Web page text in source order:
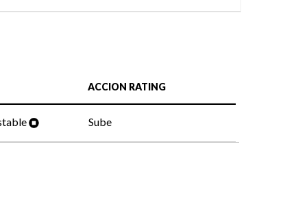
ACCION RATING
Sube